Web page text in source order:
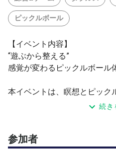
ピックルボール
【イベント内容】
“遊ぶから整える”
感覚が変わるピックルボール
本イベントは、瞑想とピック
2時間の新体験型プログラム
メイジパークコート運営代表
続き
参加者